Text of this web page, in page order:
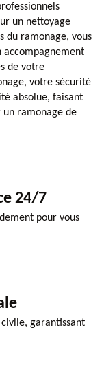
un nettoyage
du ramonage, vous
accompagnement
de votre
votre sécurité
absolue, faisant
ramonage de
24/7
pour vous
civile, garantissant